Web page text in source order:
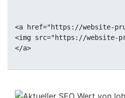
<a href="https://website-
<img src="https://website-